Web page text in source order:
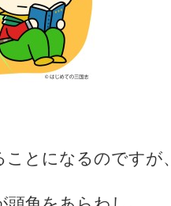
とになるのですが、